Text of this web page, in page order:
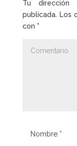
Tu
publicada. Los
con *